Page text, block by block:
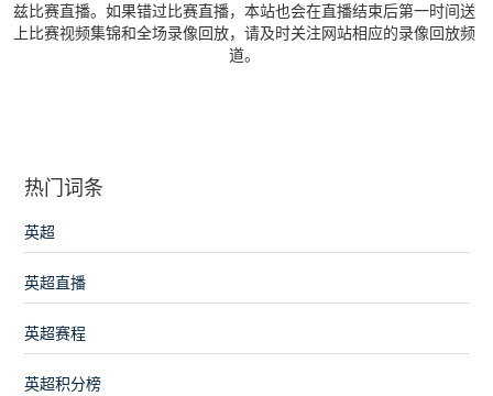
兹比赛直播。如果错过比赛直播，本站也会在直播结束后第一时间送
上比赛视频集锦和全场录像回放，请及时关注网站相应的录像回放频
道。
热门词条
英超
英超直播
英超赛程
英超积分榜